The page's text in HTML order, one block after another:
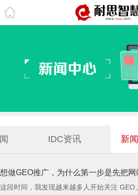
IDC资讯 新
想做GEO推广，为什么第一步是先把网
这段时间，我发现越来越多人开始关注 GEO。 大家都希望自己的品牌